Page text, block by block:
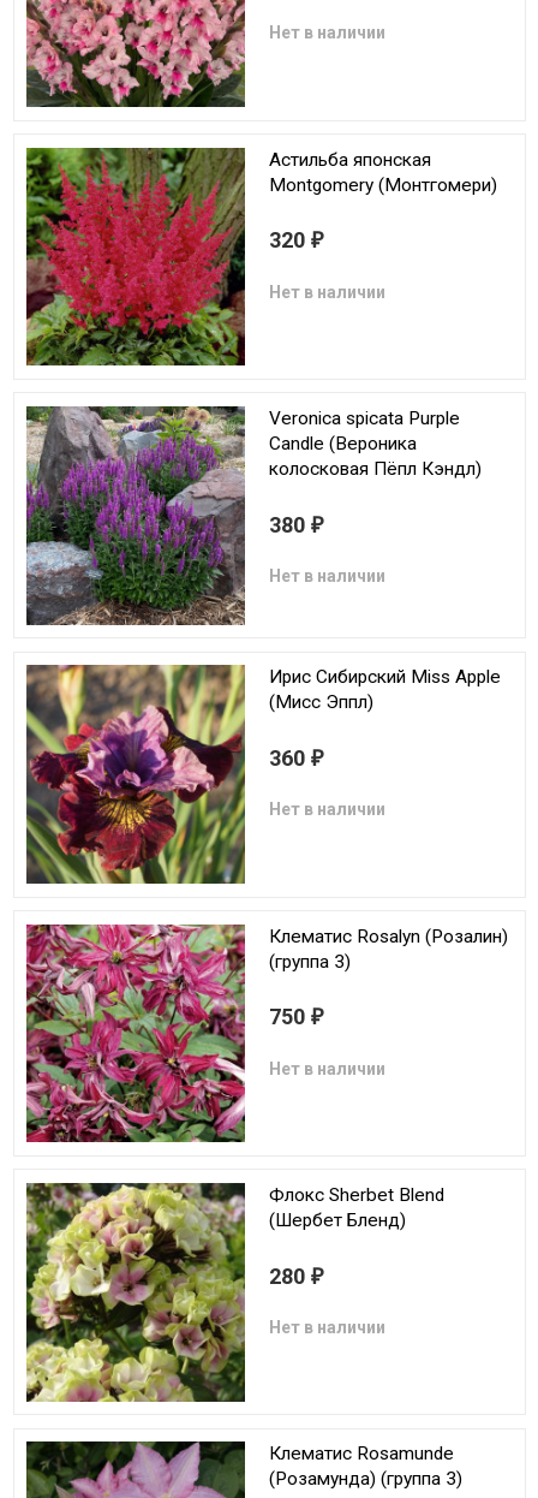
Нет в наличии
Астильба японская
Montgomery (Монтгомери)
320 ₽
Нет в наличии
Veronica spicata Purple
Candle (Вероника
колосковая Пёпл Кэндл)
380 ₽
Нет в наличии
Ирис Сибирский Miss Apple
(Мисс Эппл)
360 ₽
Нет в наличии
Клематис Rosalyn (Розалин)
(группа 3)
750 ₽
Нет в наличии
Флокс Sherbet Blend
(Шербет Бленд)
280 ₽
Нет в наличии
Клематис Rosamunde
(Розамунда) (группа 3)